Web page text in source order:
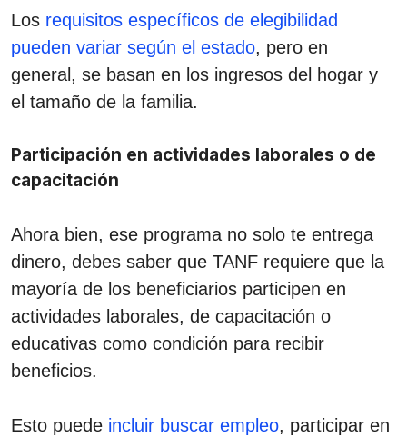
Los requisitos específicos de elegibilidad
pueden variar según el estado, pero en
general, se basan en los ingresos del hogar y
el tamaño de la familia.
Participación en actividades laborales o de
capacitación
Ahora bien, ese programa no solo te entrega
dinero, debes saber que TANF requiere que la
mayoría de los beneficiarios participen en
actividades laborales, de capacitación o
educativas como condición para recibir
beneficios.
Esto puede incluir buscar empleo, participar en